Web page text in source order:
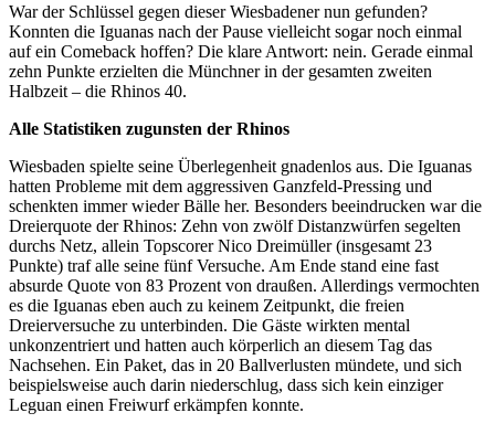
War der Schlüssel gegen dieser Wiesbadener nun gefunden?
Konnten die Iguanas nach der Pause vielleicht sogar noch einmal
auf ein Comeback hoffen? Die klare Antwort: nein. Gerade einmal
zehn Punkte erzielten die Münchner in der gesamten zweiten
Halbzeit – die Rhinos 40.
Alle Statistiken zugunsten der Rhinos
Wiesbaden spielte seine Überlegenheit gnadenlos aus. Die Iguanas
hatten Probleme mit dem aggressiven Ganzfeld-Pressing und
schenkten immer wieder Bälle her. Besonders beeindrucken war die
Dreierquote der Rhinos: Zehn von zwölf Distanzwürfen segelten
durchs Netz, allein Topscorer Nico Dreimüller (insgesamt 23
Punkte) traf alle seine fünf Versuche. Am Ende stand eine fast
absurde Quote von 83 Prozent von draußen. Allerdings vermochten
es die Iguanas eben auch zu keinem Zeitpunkt, die freien
Dreierversuche zu unterbinden. Die Gäste wirkten mental
unkonzentriert und hatten auch körperlich an diesem Tag das
Nachsehen. Ein Paket, das in 20 Ballverlusten mündete, und sich
beispielsweise auch darin niederschlug, dass sich kein einziger
Leguan einen Freiwurf erkämpfen konnte.